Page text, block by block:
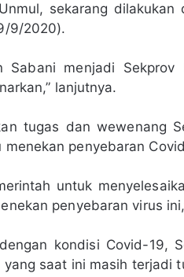
sekarang
9/2020).
Sabani menjadi
lanjutnya.
tugas dan wewenang
penyebaran
untuk
penyebaran virus
kondisi Covid-19,
yang saat ini masih terjadi